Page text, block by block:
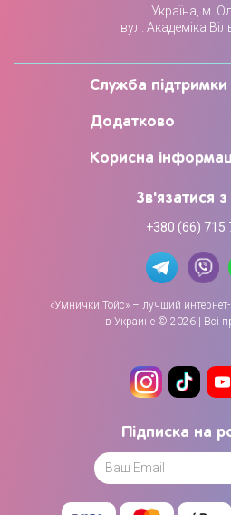
Україна, м.
вул. Академіка
Служба підтримки
Додатково
Корисна
Зв'язатися
+380 (66) 715
«Умнички Тойс» – лучший
в Украине © 2026 | Всі
Підписка на